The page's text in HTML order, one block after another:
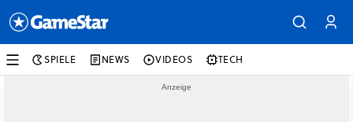
SPIELE NEWS VIDEOS TECH